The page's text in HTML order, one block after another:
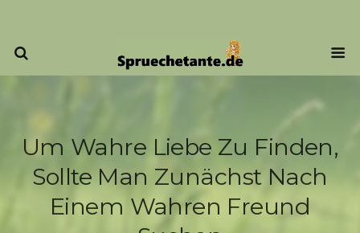
Um Wahre Liebe Zu Finden,
Sollte Man Zunächst Nach
Einem Wahren Freund